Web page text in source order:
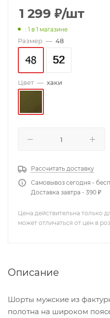
1 299 ₽/шт
: 1 в 1 магазине
Размер — 48
Цвет — хаки
Рассчитать доставку
Самовывоз сегодня -
Доставка завтра - 390 ₽
Цена действительна только
может отличаться от цен в
Описание
Шорты мужские из
полотна на широком